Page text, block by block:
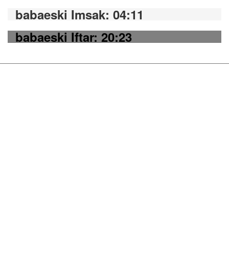
babaeski Imsak: 04:11
babaeski Iftar: 20:23